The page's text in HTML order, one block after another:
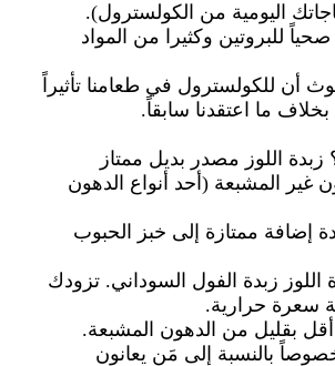
للبروتين وكثيرا من المواد
أن للكولسترول في طعامنا تأثيراً
ما اعتقدنا سابقاً.
اللوز مصدر بديل ممتاز
غير المشبعة (أحد أنواع الدهون
إضافة ممتازة إلى خبز الحبوب
اللوز زبدة الفول السوداني. تزودك
سعرة حرارية.
أقل بقليل من الدهون المشبعة.
بالنسبة إلى مَن يعانون